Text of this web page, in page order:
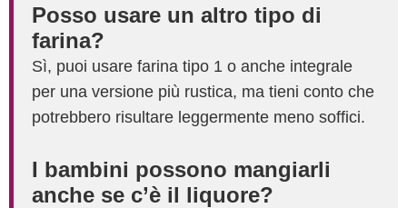
Posso usare un altro tipo di
farina?
Sì, puoi usare farina tipo 1 o anche integrale
per una versione più rustica, ma tieni conto che
potrebbero risultare leggermente meno soffici.
I bambini possono mangiarli
anche se c’è il liquore?